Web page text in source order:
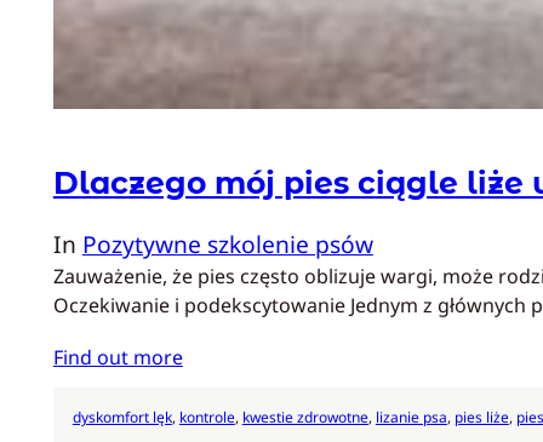
Dlaczego mój pies ciągle liże
In Pozytywne szkolenie psów
Zauważenie, że pies często oblizuje wargi, może
Oczekiwanie i podekscytowanie Jednym z
Find out more
dyskomfort lęk, kontrole, kwestie zdrowotne, lizanie psa, pies liże,